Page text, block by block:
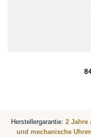
Herstellergarantie: 2 Jahre
und mechanische